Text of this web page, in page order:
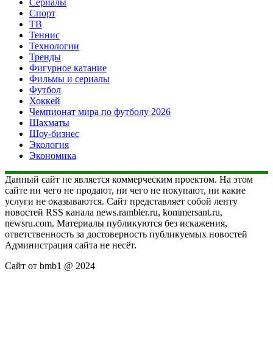
Спорт
ТВ
Теннис
Технологии
Тренды
Фигурное катание
Фильмы и сериалы
Футбол
Хоккей
Чемпионат мира по футболу 2026
Шахматы
Шоу-бизнес
Экология
Экономика
Данный сайт не является коммерческим проектом. На этом
сайте ни чего не продают, ни чего не покупают, ни какие
услуги не оказываются. Сайт представляет собой ленту
новостей RSS канала news.rambler.ru, kommersant.ru,
newsru.com. Материалы публикуются без искажения,
ответственность за достоверность публикуемых новостей
Администрация сайта не несёт.
Сайт от bmb1 @ 2024